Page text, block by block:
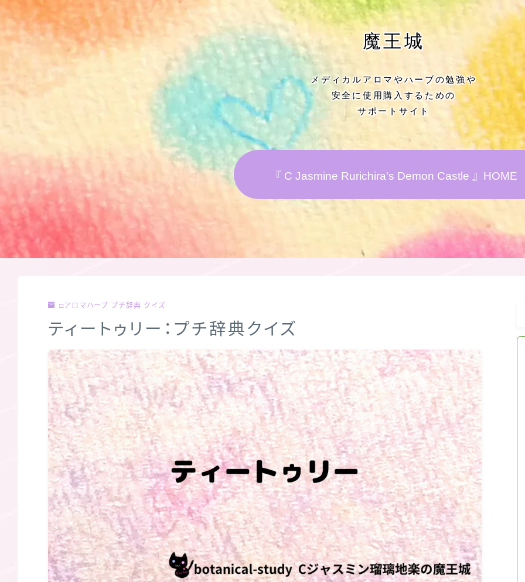
公式ウェブサイト『Botanical Study』
Cジャスミン瑠璃地楽の主な活動先リン
ク集
プロフィール
アロマハーブアンケート
おすすめ商品＆レビュー
★スペシャルアロマハーブ４択クイズ
FAQ
魔王城
メディカルアロマやハーブの勉強や
安全に使用購入するための
サポートサイト
『 C Jasmine Rurichira's Demon Castle 』HOME
□アロマハーブ プチ辞典 クイズ
ティートゥリー：プチ辞典クイズ